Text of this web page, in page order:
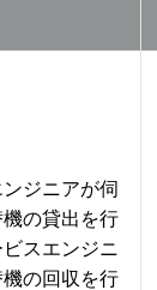
ジニアが伺
の貸出を行
スエンジニ
の回収を行